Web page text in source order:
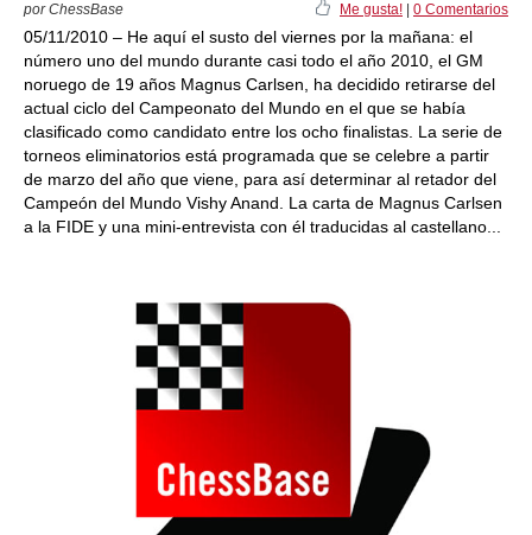
por ChessBase Me gusta! 0 Comentarios
05/11/2010 – He aquí el susto del viernes por la mañana: el
número uno del mundo durante casi todo el año 2010, el GM
noruego de 19 años Magnus Carlsen, ha decidido retirarse del
actual ciclo del Campeonato del Mundo en el que se había
clasificado como candidato entre los ocho finalistas. La serie de
torneos eliminatorios está programada que se celebre a partir
de marzo del año que viene, para así determinar al retador del
Campeón del Mundo Vishy Anand. La carta de Magnus Carlsen
a la FIDE y una mini-entrevista con él traducidas al castellano...